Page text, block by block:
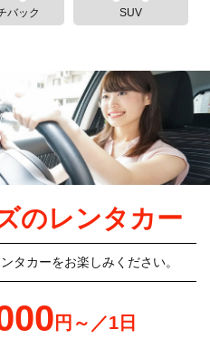
バック SUV
のレンタカー
タカーをお楽しみください。
円～／1日